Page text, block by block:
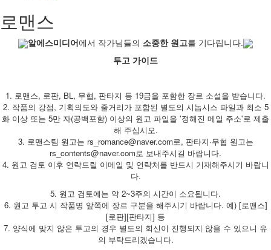
로맨스
알에스미디어에서 작가님들의 소중한 원고를 기다립니다.
투고 가이드
1. 로맨스, 로판, BL, 무협, 판타지 등 19금을 포함한 장르 소설을 받습니다.
2. 작품의 강점, 기획의도와 줄거리가 포함된 별도의 시놉시스 파일과 최소 5
화 이상 또는 5만 자(공백포함) 이상의 원고 파일을 '정해진 메일 주소'로 제출
해 주십시오.
3. 로맨스팀 원고는 rs_romance@naver.com로, 판타지·무협 원고는
rs_contents@naver.com로 보내주시길 바랍니다.
4. 원고 검토 이후 연락드릴 이메일 및 연락처를 반드시 기재해주시기 바랍니
다.
5. 원고 검토에는 약 2~3주의 시간이 소요됩니다.
6. 원고 투고 시 작품명 앞쪽에 장르 구분을 해주시기 바랍니다. 예) [로맨스]
[로판][판타지] 등
7. 양식에 맞지 않은 투고의 경우 별도의 회신이 진행되지 않을 수 있으니 유
의 부탁드리겠습니다.